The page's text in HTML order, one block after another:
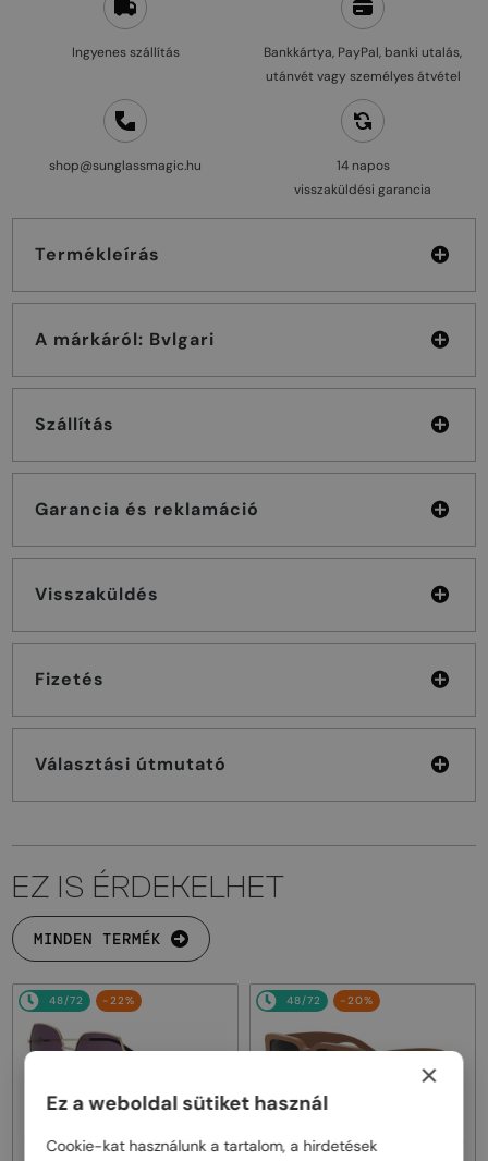
Ingyenes szállítás
Bankkártya, PayPal, banki utalás,
utánvét vagy személyes átvétel
shop@sunglassmagic.hu
14 napos
visszaküldési garancia
Termékleírás
A márkáról: Bvlgari
Szállítás
Garancia és reklamáció
Visszaküldés
Fizetés
Választási útmutató
EZ IS ÉRDEKELHET
MINDEN TERMÉK
48/72 -22% 48/72 -20%
×
Ez a weboldal sütiket használ
Cookie-kat használunk a tartalom, a hirdetések